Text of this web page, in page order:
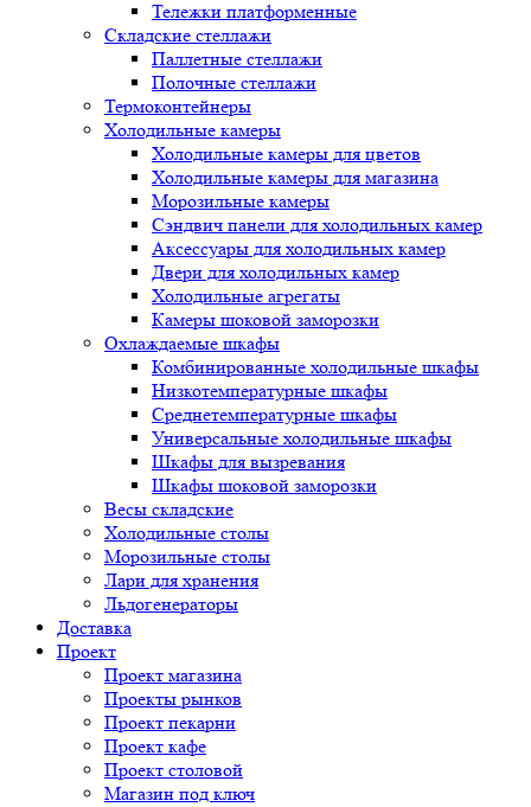
Тележки платформенные
Складские стеллажи
Паллетные стеллажи
Полочные стеллажи
Термоконтейнеры
Холодильные камеры
Холодильные камеры для цветов
Холодильные камеры для магазина
Морозильные камеры
Сэндвич панели для холодильных камер
Аксессуары для холодильных камер
Двери для холодильных камер
Холодильные агрегаты
Камеры шоковой заморозки
Охлаждаемые шкафы
Комбинированные холодильные шкафы
Низкотемпературные шкафы
Среднетемпературные шкафы
Универсальные холодильные шкафы
Шкафы для вызревания
Шкафы шоковой заморозки
Весы складские
Холодильные столы
Морозильные столы
Лари для хранения
Льдогенераторы
Доставка
Проект
Проект магазина
Проекты рынков
Проект пекарни
Проект кафе
Проект столовой
Магазин под ключ